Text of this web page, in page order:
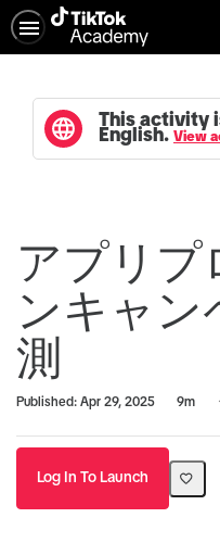
This activity
English. View
アプリプ
ンキャン
測
Published: Apr 29, 2025
Duration 9m
Average rating: 0
No reviews
Log In To Launch